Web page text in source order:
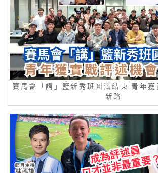
賽馬會「講」籃新秀班圓滿結束 青年獲
新路